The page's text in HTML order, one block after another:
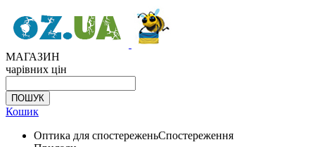
МАГАЗИН
чарівних цін
Кошик
Оптика для спостереженьСпостереження